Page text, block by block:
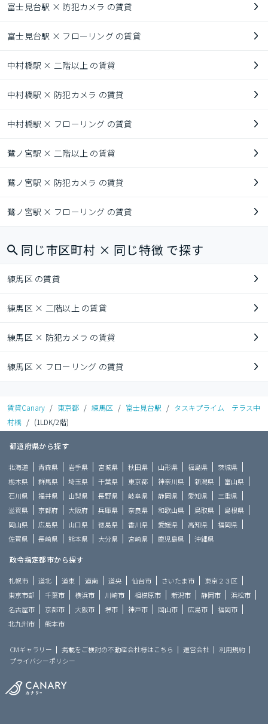
富士見台駅 × 防犯カメラ の賃貸
富士見台駅 × フローリング の賃貸
中村橋駅 × 二階以上 の賃貸
中村橋駅 × 防犯カメラ の賃貸
中村橋駅 × フローリング の賃貸
鷺ノ宮駅 × 二階以上 の賃貸
鷺ノ宮駅 × 防犯カメラ の賃貸
鷺ノ宮駅 × フローリング の賃貸
同じ市区町村 × 同じ特徴 で探す
練馬区 の賃貸
練馬区 × 二階以上 の賃貸
練馬区 × 防犯カメラ の賃貸
練馬区 × フローリング の賃貸
賃貸Canary / 東京都 / 練馬区 / 富士見台駅 / タスキプライム テラス中
村橋 / (1LDK/2階)
都道府県から探す
北海道 青森県 岩手県 宮城県 秋田県 山形県 福島県
茨城県
栃木県
群馬県 埼玉県 千葉県 東京都 神奈川県 新潟県
富山県
石川県
福井県 山梨県 長野県 岐阜県 静岡県 愛知県
三重県
滋賀県
京都府 大阪府 兵庫県 奈良県 和歌山県 鳥取県
島根県
岡山県
広島県 山口県 徳島県 香川県 愛媛県 高知県
福岡県
佐賀県
長崎県 熊本県 大分県 宮崎県 鹿児島県 沖縄県
政令指定都市から探す
札幌市 道北 道東 道南 道央 仙台市 さいたま市
東京２３区
東京市部
千葉市 横浜市 川崎市 相模原市 新潟市 静岡市
浜松市
名古屋市
京都市 大阪市 堺市 神戸市 岡山市 広島市
福岡市
北九州市
熊本市
CMギャラリー 掲載をご検討の不動産会社様はこちら 運営会社
利用規約
プライバシーポリシー